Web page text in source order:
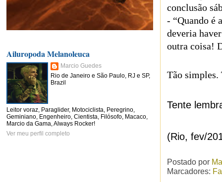
conclusão
- “Quando é
deveria
outra coisa!
Tão simples.
Tente
(Rio, fev/
Postado por
Marcadores:
Ailuropoda Melanoleuca
Marcio Guedes
Rio de Janeiro e São Paulo, RJ e SP,
Brazil
Leitor voraz, Paraglider, Motociclista, Peregrino,
Geminiano, Engenheiro, Cientista, Filósofo, Macaco,
Marcio da Gama, Always Rocker!
Ver meu perfil completo